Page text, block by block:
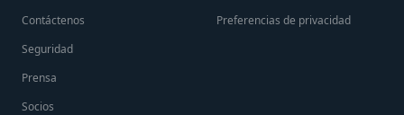
Contáctenos
Seguridad
Prensa
Socios
Preferencias de privacidad